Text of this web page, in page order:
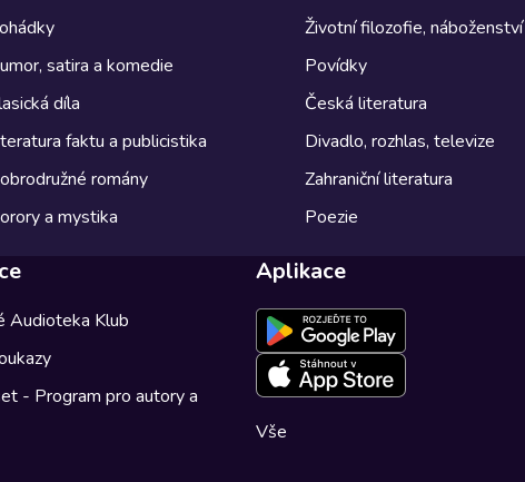
satira a komedie
díla
faktu a publicistika
romány
a mystika
Životní filozofie, náboženství
Povídky
Česká literatura
Divadlo, rozhlas, televize
Zahraniční literatura
Poezie
Audioteka Klub
- Program pro autory a
Aplikace
Vše